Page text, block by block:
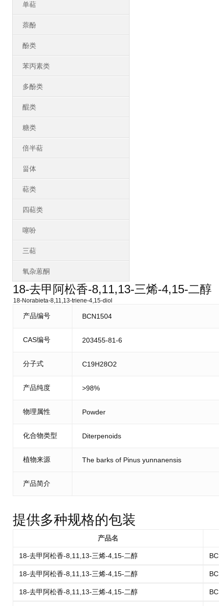
单萜
萘酚
酚类
苯丙素类
多酚类
醌类
糖类
倍半萜
甾体
萜类
四萜类
噻吩
三萜
氧杂蒽酮
18-去甲阿松香-8,11,13-三烯-4,15-二醇
18-Norabieta-8,11,13-triene-4,15-diol
产品编号 BCN1504
CAS编号 203455-81-6
分子式 C19H28O2
产品纯度 >98%
物理属性 Powder
化合物类型 Diterpenoids
植物来源 The barks of Pinus yunnanensis
产品简介
提供多种规格的包装
产品名
18-去甲阿松香-8,11,13-三烯-4,15-二醇
18-去甲阿松香-8,11,13-三烯-4,15-二醇
18-去甲阿松香-8,11,13-三烯-4,15-二醇